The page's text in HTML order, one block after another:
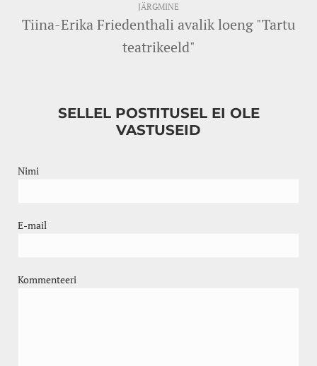
JÄRGMINE
Tiina-Erika Friedenthali avalik loeng "Tartu
teatrikeeld"
SELLEL POSTITUSEL EI OLE
VASTUSEID
Nimi
E-mail
Kommenteeri